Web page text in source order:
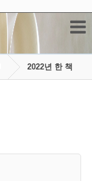
2022년 한 책